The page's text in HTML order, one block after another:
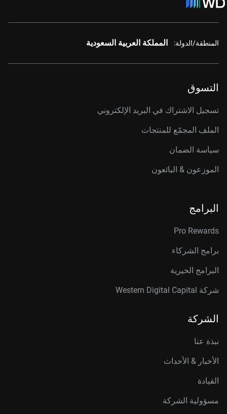
المنطقة/الدولة: المملكة العربية السعودية
التسوق
تسجيل الاشتراك في البريد الإلكتروني
الملف المجمّع للمنتجات
سياسة الضمان
الموزعون & البائعون
البرامج
Pro Rewards
برامج الشركاء
البرامج الخيرية
شركة Western Digital Capital
الشركة
نبذة عنا
الأخبار & الأحداث
القيادة
مسؤولية الشركة